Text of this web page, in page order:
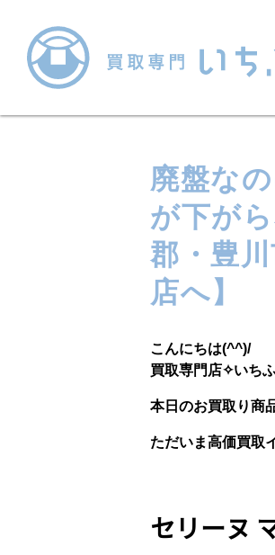
廃盤な
が下が
郡・豊
店へ】
こんにちは(^^)/
買取専門店✧いち
本日のお買取り商
ただいま高価買取
セリーヌ